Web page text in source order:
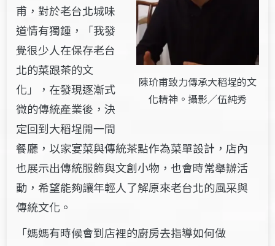
陳玠甫致力傳承大稻埕的文
化精神。攝影／伍純秀
甫，對於老台北城味
道情有獨鍾，「我發
覺很少人在保存老台
北的菜跟茶的文
化」，在發現逐漸式
微的傳統產業後，決
定回到大稻埕開一間
餐廳，以家宴菜與傳統茶點作為菜單設計，店內
也展示出傳統服飾與文創小物，也會時常舉辦活
動，希望能夠讓年輕人了解原來老台北的風采與
傳統文化。
「媽媽有時候會到店裡的廚房去指導如何做